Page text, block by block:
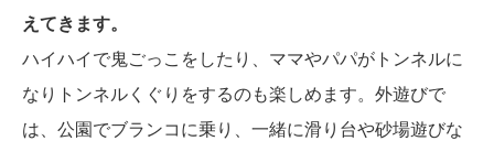
えてきます。
ハイハイで鬼ごっこをしたり、ママやパパがトンネルに
なりトンネルくぐりをするのも楽しめます。外遊びで
は、公園でブランコに乗り、一緒に滑り台や砂場遊びな